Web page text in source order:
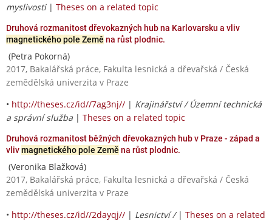
myslivosti| Theses on a related topic
Druhová rozmanitost dřevokazných hub na Karlovarsku a vliv
magnetického pole Země na růst plodnic.
(Petra Pokorná)
2017, Bakalářská práce, Fakulta lesnická a dřevařská / Česká
zemědělská univerzita v Praze
• http://theses.cz/id//7ag3nj// | Krajinářství / Územní technická
a správní služba | Theses on a related topic
Druhová rozmanitost běžných dřevokazných hub v Praze - západ a
vlivmagnetického pole Země na růst plodnic.
(Veronika Blažková)
2017, Bakalářská práce, Fakulta lesnická a dřevařská / Česká
zemědělská univerzita v Praze
• http://theses.cz/id//2dayqj// | Lesnictví / | Theses on a related